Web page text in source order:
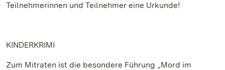
Teilnehmerinnen und Teilnehmer eine Urkunde!
KINDERKRIMI
Zum Mitraten ist die besondere Führung „Mord im